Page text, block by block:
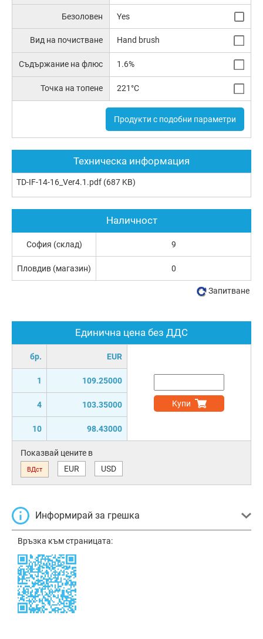
Безоловен Yes
Вид на почистване Hand brush
Съдържание на флюс 1.6%
Точка на топене 221°C
Продукти с подобни параметри
Техническа информация
TD-IF-14-16_Ver4.1.pdf (687 KB)
Единична цена без ДДС
бр. EUR
1 109.25000
4 103.35000
10 98.43000
Купи
Показвай цените в
ВДст EUR USD
Информирай за грешка
Връзка към страницата:
Наличност
София (склад) 9
Пловдив (магазин) 0
Запитване